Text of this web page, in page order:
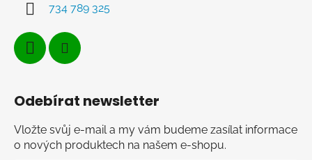
734 789 325
Odebírat newsletter
Vložte svůj e-mail a my vám budeme zasílat informace
o nových produktech na našem e-shopu.